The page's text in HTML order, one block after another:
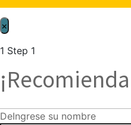
×
1 Step 1
DeIngrese su nombre